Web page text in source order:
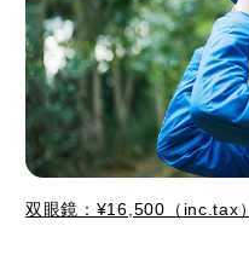
双眼鏡：¥16,500（inc.tax）